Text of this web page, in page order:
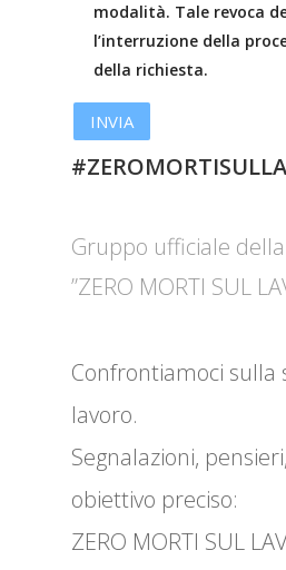
modalità. Tale revoca
l’interruzione della
della richiesta.
Gruppo ufficiale
”ZERO MORTI SUL
Confrontiamoci sulla
lavoro.
Segnalazioni,
obiettivo preciso:
ZERO MORTI SUL